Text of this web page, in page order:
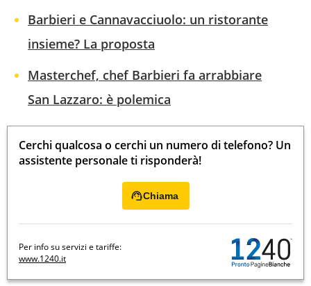
Barbieri e Cannavacciuolo: un ristorante
insieme? La proposta
Masterchef, chef Barbieri fa arrabbiare
San Lazzaro: è polemica
Cerchi qualcosa o cerchi un numero di telefono? Un
assistente personale ti risponderà!
Chiama
Per info su servizi e tariffe:
www.1240.it